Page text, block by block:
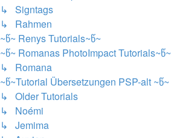
↳ Signtags
↳ Rahmen
~წ~ Renys Tutorials~წ~
~წ~ Romanas PhotoImpact Tutorials~წ~
↳ Romana
~წ~Tutorial Übersetzungen PSP-alt ~წ~
↳ Older Tutorials
↳ Noémi
↳ Jemima